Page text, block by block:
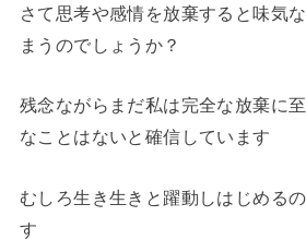
さて思考や感情を放棄すると味気
まうのでしょうか？
残念ながらまだ私は完全な放棄に
なことはないと確信しています
むしろ生き生きと躍動しはじめる
す